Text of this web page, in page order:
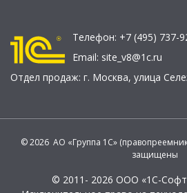
Телефон: +7 (495) 737-
Email: site_v8@1c.ru
Отдел продаж: г. Москва, улица
© 2026 АО «Группа 1С»
защищены
© 2011- 2026 ООО «1С-